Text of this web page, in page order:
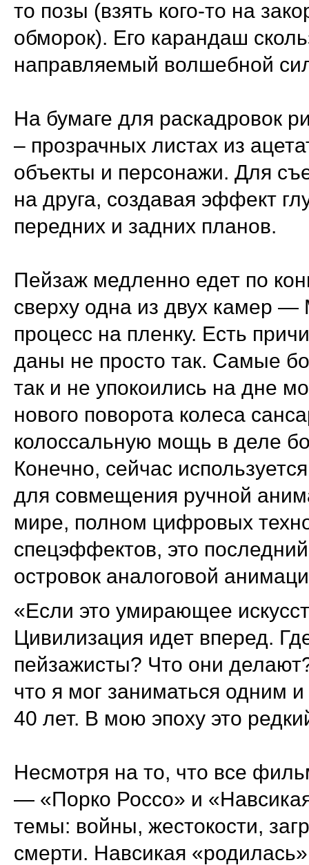
то позы (взять кого-то на
обморок). Его карандаш
направляемый волшебной
На бумаге для раскадровок
– прозрачных листах из
объекты и персонажи. Для
на друга, создавая эффект
передних и задних планов.
Пейзаж медленно едет по
сверху одна из двух камер
процесс на пленку. Есть
даны не просто так. Самые
так и не упокоились на дне
нового поворота колеса
колоссальную мощь в деле
Конечно, сейчас
для совмещения ручной
мире, полном цифровых
спецэффектов, это
островок аналоговой
«Если это умирающее
Цивилизация идет вперед.
пейзажисты? Что они
что я мог заниматься одним
40 лет. В мою эпоху это
Несмотря на то, что все
— «Порко Россо» и
темы: войны, жестокости,
смерти. Навсикая